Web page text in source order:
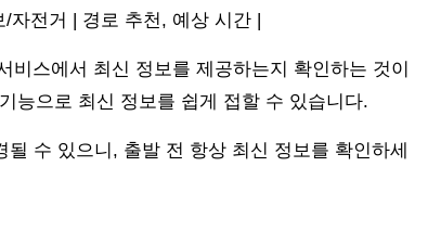
자전거 | 경로 추천, 예상 시간 |
스에서 최신 정보를 제공하는지 확인하는 것이
능으로 최신 정보를 쉽게 접할 수 있습니다.
수 있으니, 출발 전 항상 최신 정보를 확인하세